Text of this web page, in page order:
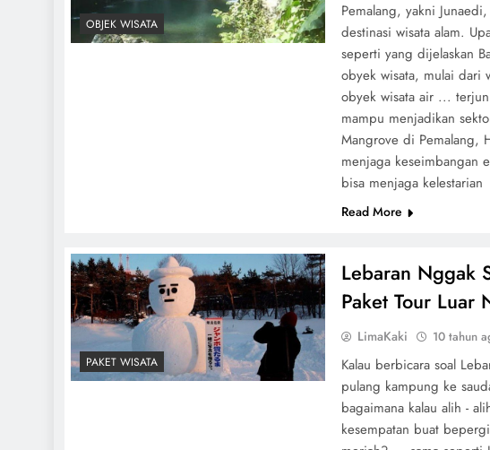
OBJEK WISATA
Pemalang, yakni
destinasi wisata alam.
seperti yang dijelaskan
obyek wisata, mulai dari
obyek wisata air ...
mampu menjadikan
Mangrove di Pemalang,
menjaga keseimbangan
bisa menjaga kelestarian
Read More
PAKET WISATA
Lebaran Nggak
Paket Tour
LimaKaki 10 tahun
Kalau berbicara soal
pulang kampung ke
bagaimana kalau alih -
kesempatan buat